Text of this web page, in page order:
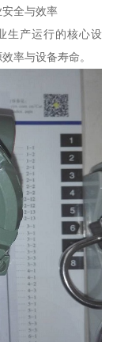
全与效率
生产运行的核心设
率与设备寿命。